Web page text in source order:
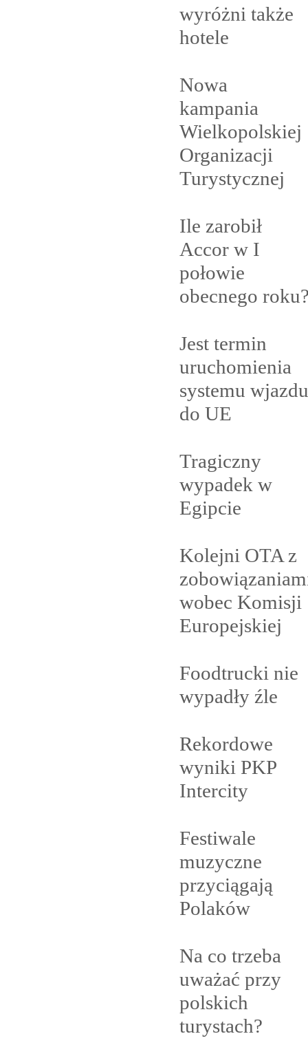
wyróżni także
hotele
Nowa
kampania
Wielkopolskiej
Organizacji
Turystycznej
Ile zarobił
Accor w I
połowie
obecnego
Jest termin
uruchomienia
systemu wjazdu
do UE
Tragiczny
wypadek w
Egipcie
Kolejni OTA z
wobec Komisji
Europejskiej
Foodtrucki nie
wypadły źle
Rekordowe
wyniki PKP
Intercity
Festiwale
muzyczne
przyciągają
Polaków
Na co trzeba
uważać przy
polskich
turystach?